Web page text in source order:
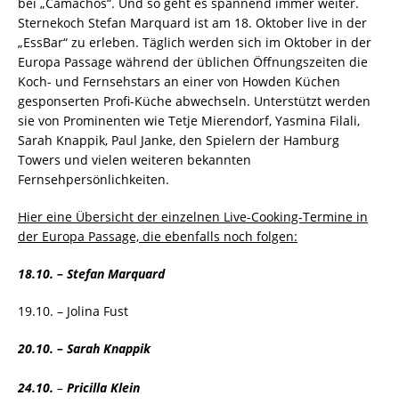
Sternekoch Stefan Marquard ist am 18. Oktober live in der
„EssBar“ zu erleben. Täglich werden sich im Oktober in der
Europa Passage während der üblichen Öffnungszeiten die
Koch- und Fernsehstars an einer von Howden Küchen
gesponserten Profi-Küche abwechseln. Unterstützt werden
sie von Prominenten wie Tetje Mierendorf, Yasmina Filali,
Sarah Knappik, Paul Janke, den Spielern der Hamburg
Towers und vielen weiteren bekannten
Fernsehpersönlichkeiten.
Hier eine Übersicht der einzelnen Live-Cooking-Termine in
der Europa Passage, die ebenfalls noch folgen:
18.10. – Stefan Marquard
19.10. – Jolina Fust
20.10. – Sarah Knappik
24.10. – Pricilla Klein